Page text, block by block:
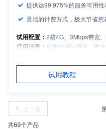
提供达99.975%的服务可用
灵活的计费方式，极大节省
试用配置： 2核4G、3Mbps带宽
适用场景： 适用于网站搭建、电
适用人群：中小企业
如需备案，请保持服
试用教程
上一页
共69个产品